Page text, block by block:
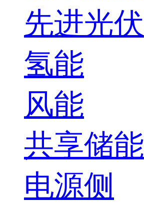
先进光伏
氢能
风能
共享储能
电源侧